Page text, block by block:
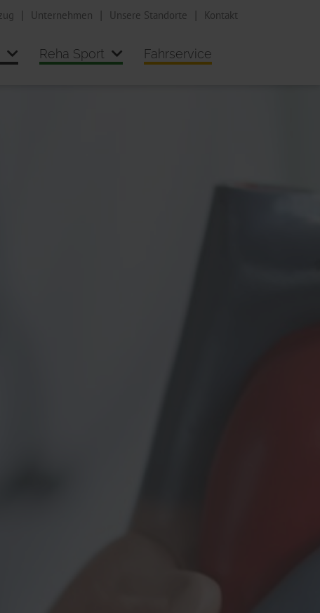
Unternehmen Unsere Standorte Kontakt
Reha Sport Fahrservice